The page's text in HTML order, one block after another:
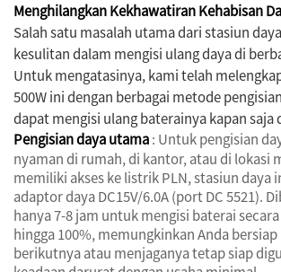
Menghilangkan Kekhawatiran Kehabisan
Salah satu masalah utama dari stasiun
kesulitan dalam mengisi ulang daya di
Untuk mengatasinya, kami telah
500W ini dengan berbagai metode
dapat mengisi ulang baterainya kapan saja
Pengisian daya utama: Untuk pengisian
nyaman di rumah, di kantor, atau di lokasi
memiliki akses ke listrik PLN, stasiun daya
adaptor daya DC15V/6.0A (port DC 5521).
hanya 7-8 jam untuk mengisi baterai
hingga 100%, memungkinkan Anda
berikutnya atau menjaganya tetap siap